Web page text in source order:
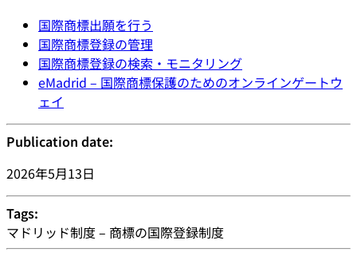
国際商標出願を行う
国際商標登録の管理
国際商標登録の検索・モニタリング
eMadrid – 国際商標保護のためのオンラインゲートウ
ェイ
Publication date:
2026年5月13日
Tags:
マドリッド制度 – 商標の国際登録制度